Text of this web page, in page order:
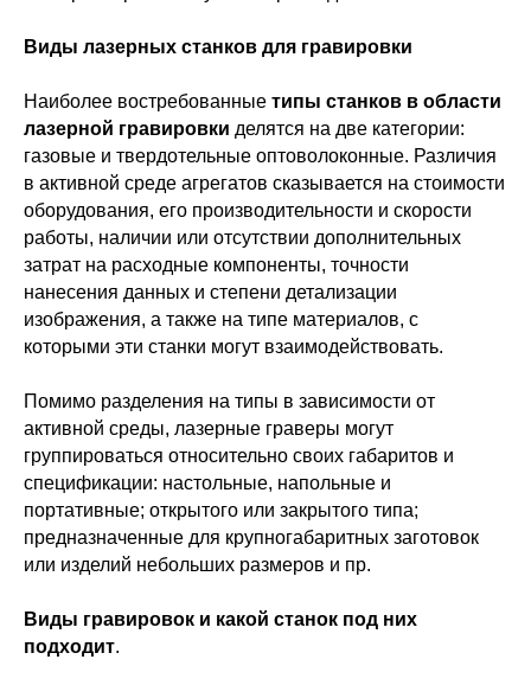
Виды лазерных станков для гравировки
Наиболее востребованные типы станков в области
лазерной гравировки делятся на две категории:
газовые и твердотельные оптоволоконные. Различия
в активной среде агрегатов сказывается на стоимости
оборудования, его производительности и скорости
работы, наличии или отсутствии дополнительных
затрат на расходные компоненты, точности
нанесения данных и степени детализации
изображения, а также на типе материалов, с
которыми эти станки могут взаимодействовать.
Помимо разделения на типы в зависимости от
активной среды, лазерные граверы могут
группироваться относительно своих габаритов и
спецификации: настольные, напольные и
портативные; открытого или закрытого типа;
предназначенные для крупногабаритных заготовок
или изделий небольших размеров и пр.
Виды гравировок и какой станок под них
подходит.